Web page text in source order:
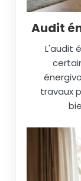
Audit
L'audit
travaux